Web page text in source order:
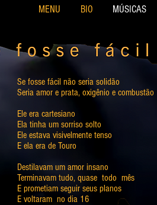
MENU BIO MÚSICAS
Se fosse fácil não seria solidão
Seria amor e prata, oxigênio e combustão
Ele era cartesiano
Ela tinha um sorriso solto
Ele estava visivelmente tenso
E ela era de Touro
Destilavam um amor insano
Terminavam tudo, quase todo mês
E prometiam seguir seus planos
E voltaram no dia 16